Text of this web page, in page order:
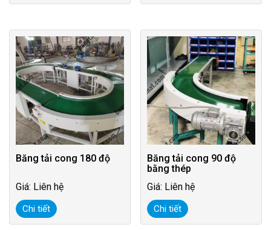
Băng tải cong 180 độ
Giá: Liên hệ
Chi tiết
Băng tải cong 90 độ
bằng thép
Giá: Liên hệ
Chi tiết